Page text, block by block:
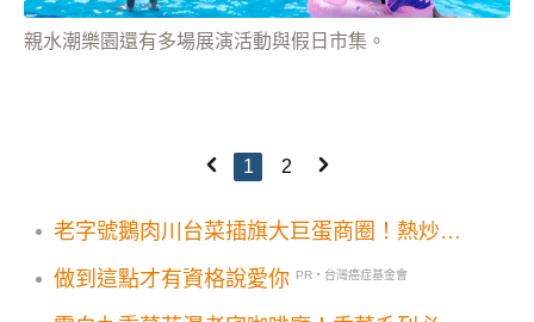
親水潮樂園還有多場展演活動與假日市集。
1 2
老字號鵝肉川台菜插旗大巨蛋商圈！熱炒酒
做到這點才有資格說愛你 PR・台灣癌症基金會